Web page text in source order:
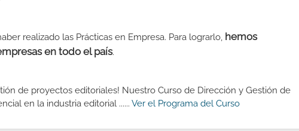
realizado las Prácticas en Empresa. Para lograrlo, hemos
en todo el país.
de proyectos editoriales! Nuestro Curso de Dirección y Gestión de
en la industria editorial ...... Ver el Programa del Curso